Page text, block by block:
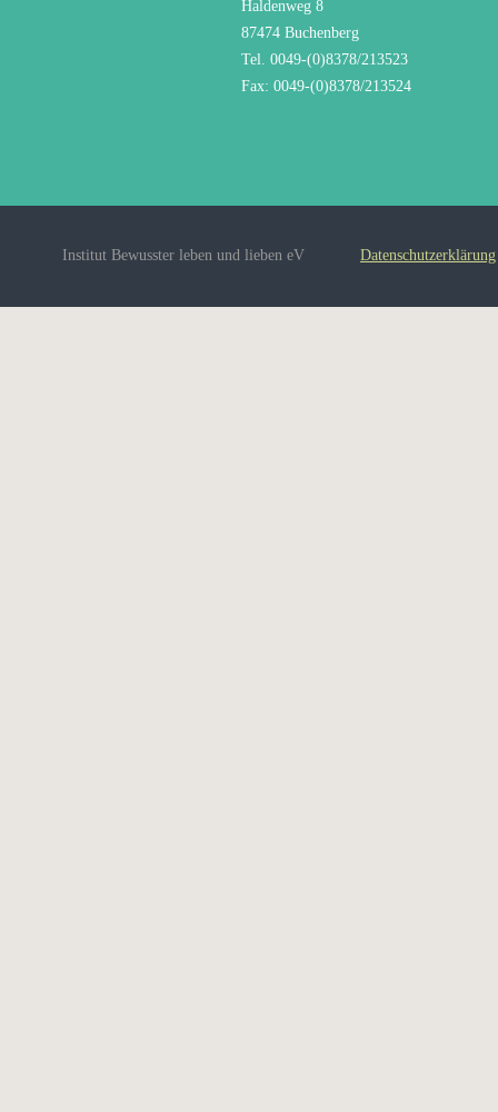
Haldenweg 8
87474 Buchenberg
Tel. 0049-(0)8378/213523
Fax: 0049-(0)8378/213524
Institut Bewusster leben und lieben eV Datenschutzerklärung